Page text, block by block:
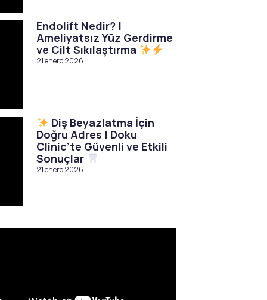
Endolift Nedir? |
Ameliyatsız Yüz Gerdirme
ve Cilt Sıkılaştırma
21 enero 2026
Diş Beyazlatma İçin
Doğru Adres | Doku
Clinic’te Güvenli ve Etkili
Sonuçlar
21 enero 2026